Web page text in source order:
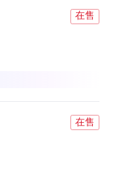
在售
在售